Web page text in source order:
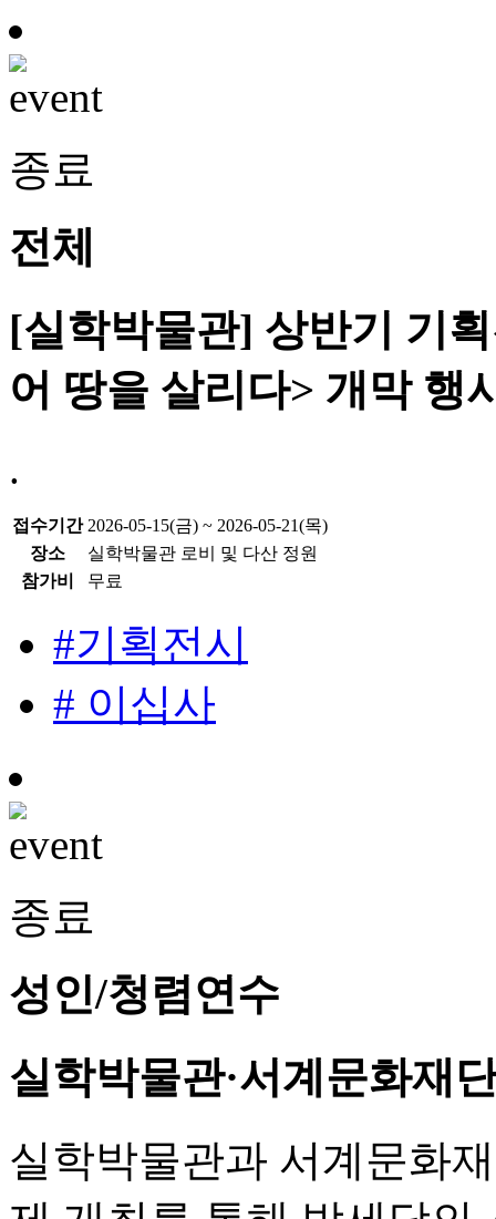
종료
전체
[실학박물관] 상반기 기
어 땅을 살리다> 개막 행
.
접수기간 2026-05-15(금) ~ 2026-05-21(목)
장소
실학박물관 로비 및 다산 정원
참가비
무료
#기획전시
# 이십사
종료
성인/청렴연수
실학박물관·서계문화재
실학박물관과 서계문화